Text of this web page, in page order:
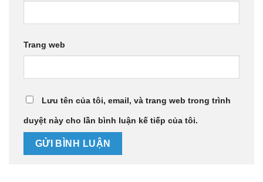
Trang web
Lưu tên của tôi, email, và trang web trong trình
duyệt này cho lần bình luận kế tiếp của tôi.